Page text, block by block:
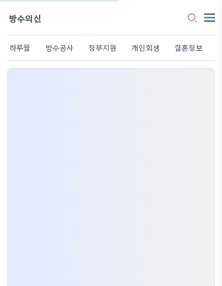
방수의신
하루몰 방수공사 정부지원 개인회생 결혼정보